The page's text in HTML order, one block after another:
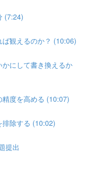
(7:24)
観えるのか？ (10:06)
にして書き換えるか
度を高める (10:07)
除する (10:02)
提出